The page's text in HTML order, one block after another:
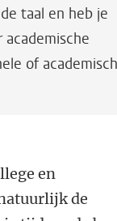
taal en heb je
of
en
de